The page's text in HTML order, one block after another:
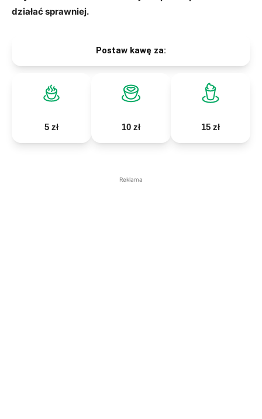
działać sprawniej.
Postaw kawę za:
5 zł 10 zł 15 zł
Reklama